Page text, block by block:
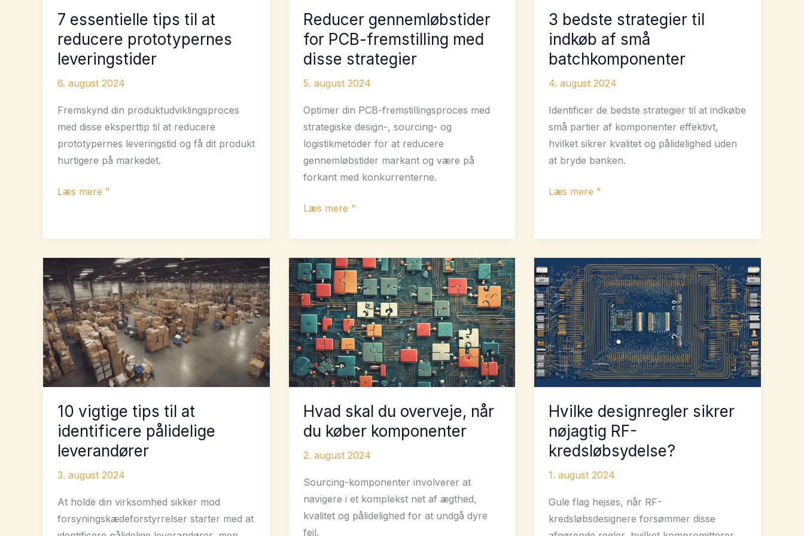
7 essentielle tips til at
reducere prototypernes
leveringstider
6. august 2024
Fremskynd din produktudviklingsproces
med disse eksperttip til at reducere
prototypernes leveringstid og få dit produkt
hurtigere på markedet.
7
til
at
reducere
prototypernes
leveringstider
Læs mere "
Reducer gennemløbstider
for PCB-fremstilling med
disse strategier
5. august 2024
Optimer din PCB-fremstillingsproces med
strategiske design-, sourcing- og
logistikmetoder for at reducere
gennemløbstider markant og være på
forkant med konkurrenterne.
Reducer
for
PCB-
fremstilling
med
disse
strategier
Læs mere "
3 bedste strategier til
indkøb af små
batchkomponenter
4. august 2024
Identificer de bedste strategier til at indkøbe
små partier af komponenter effektivt,
hvilket sikrer kvalitet og pålidelighed uden
at bryde banken.
3
til
indkøb
af
små
batchkomponenter
Læs mere "
10 vigtige tips til at
identificere pålidelige
leverandører
3. august 2024
At holde din virksomhed sikker mod
forsyningskædeforstyrrelser starter med at
Hvad skal du overveje, når
du køber komponenter
2. august 2024
Sourcing-komponenter involverer at
navigere i et komplekst net af ægthed,
kvalitet og pålidelighed for at undgå dyre
fejl.
Hvilke designregler sikrer
nøjagtig RF-
kredsløbsydelse?
1. august 2024
Gule flag hejses, når RF-
kredsløbsdesignere forsømmer disse